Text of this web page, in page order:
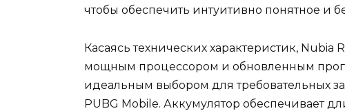
чтобы обеспечить интуитивно понятное и
Касаясь технических характеристик, Nubia
мощным процессором и обновленным
идеальным выбором для требовательных
PUBG Mobile. Аккумулятор обеспечивает